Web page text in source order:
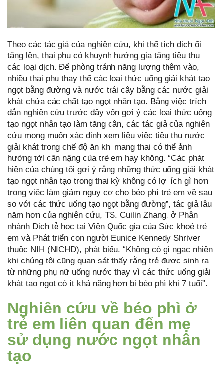
Theo các tác giả của nghiên cứu, khi thể tích dịch ối
tăng lên, thai phụ có khuynh hướng gia tăng tiêu thụ
các loại dịch. Để phòng tránh năng lượng thêm vào,
nhiều thai phụ thay thế các loại thức uống giải khát tạo
ngọt bằng đường và nước trái cây bằng các nước giải
khát chứa các chất tạo ngọt nhân tạo. Bằng việc trích
dẫn nghiên cứu trước đây vốn gợi ý các loại thức uống
tạo ngọt nhân tạo làm tăng cân, các tác giả của nghiên
cứu mong muốn xác định xem liệu việc tiêu thụ nước
giải khát trong chế độ ăn khi mang thai có thể ảnh
hưởng tới cân nặng của trẻ em hay không. “Các phát
hiện của chúng tôi gợi ý rằng những thức uống giải khát
tạo ngọt nhân tạo trong thai kỳ không có lợi ích gì hơn
trong việc làm giảm nguy cơ cho béo phì trẻ em về sau
so với các thức uống tạo ngọt bằng đường”, tác giả lâu
năm hơn của nghiên cứu, TS. Cuilin Zhang, ở Phân
nhánh Dịch tễ học tại Viện Quốc gia của Sức khoẻ trẻ
em và Phát triển con người Eunice Kennedy Shriver
thuộc NIH (NICHD), phát biểu. “Không có gì ngạc nhiên
khi chúng tôi cũng quan sát thấy rằng trẻ được sinh ra
từ những phụ nữ uống nước thay vì các thức uống giải
khát tạo ngọt có ít khả năng hơn bị béo phì khi 7 tuổi”.
Nghiên cứu về béo phì ở
trẻ em liên quan đến mẹ
sử dụng nước ngọt nhân
tạo